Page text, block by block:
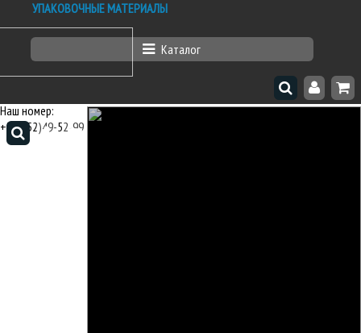
г. Тюмень
Наш номер:
+7(3452)49-52-99
УПАКОВОЧНЫЕ МАТЕРИАЛЫ
Каталог